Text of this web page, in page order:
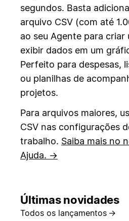
segundos. Basta
arquivo CSV (com até
ao seu Agente para criar
exibir dados em um
Perfeito para despesas,
ou planilhas de
projetos.
Para arquivos maiores,
CSV nas configurações
trabalho. Saiba mais no
Ajuda. →
Últimas novidades
Todos os lançamentos →